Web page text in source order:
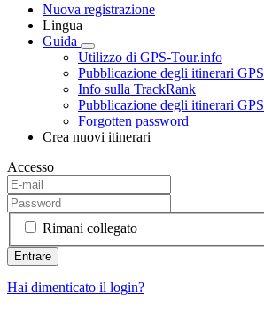
Nuova registrazione
Lingua
Guida
Utilizzo di GPS-Tour.info
Pubblicazione degli itinerari GPS
Info sulla TrackRank
Pubblicazione degli itinerari GPS
Forgotten password
Crea nuovi itinerari
Accesso
Rimani collegato
Hai dimenticato il login?